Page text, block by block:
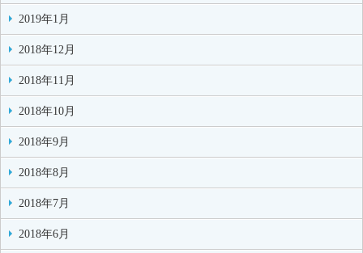
2019年1月
2018年12月
2018年11月
2018年10月
2018年9月
2018年8月
2018年7月
2018年6月